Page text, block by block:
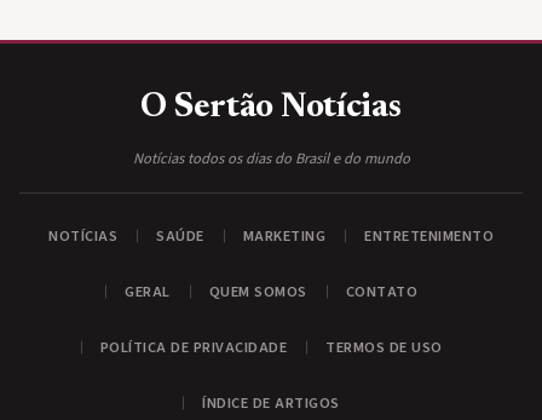
O Sertão Notícias
Notícias todos os dias do Brasil e do mundo
NOTÍCIAS SAÚDE MARKETING ENTRETENIMENTO
GERAL QUEM SOMOS CONTATO
POLÍTICA DE PRIVACIDADE TERMOS DE USO
ÍNDICE DE ARTIGOS